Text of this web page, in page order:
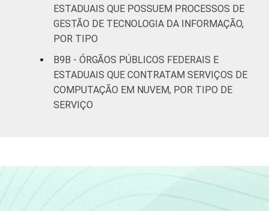
ESTADUAIS QUE POSSUEM PROCESSOS DE
GESTÃO DE TECNOLOGIA DA INFORMAÇÃO,
POR TIPO
B9B - ÓRGÃOS PÚBLICOS FEDERAIS E
ESTADUAIS QUE CONTRATAM SERVIÇOS DE
COMPUTAÇÃO EM NUVEM, POR TIPO DE
SERVIÇO